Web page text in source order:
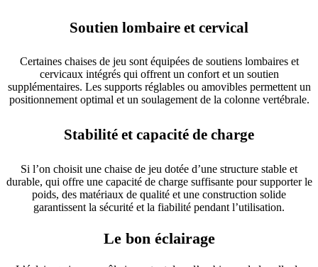
Soutien lombaire et cervical
Certaines chaises de jeu sont équipées de soutiens lombaires et
cervicaux intégrés qui offrent un confort et un soutien
supplémentaires. Les supports réglables ou amovibles permettent un
positionnement optimal et un soulagement de la colonne vertébrale.
Stabilité et capacité de charge
Si l’on choisit une chaise de jeu dotée d’une structure stable et
durable, qui offre une capacité de charge suffisante pour supporter le
poids, des matériaux de qualité et une construction solide
garantissent la sécurité et la fiabilité pendant l’utilisation.
Le bon éclairage